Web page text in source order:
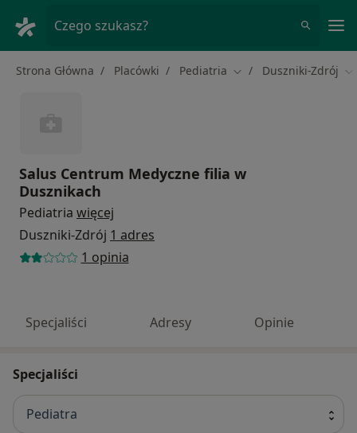
Czego szukasz?
Strona Główna Placówki Pediatria Zmień miasto
Duszniki-Zdrój
Salus Centrum Medyczne filia w
Dusznikach
Pediatria więcej
Duszniki-Zdrój 1 adres
1 opinia
Specjaliści Adresy Opinie
Specjaliści
Pediatra